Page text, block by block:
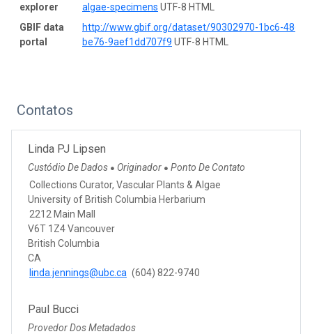
explorer
algae-specimens UTF-8 HTML
GBIF data
portal
http://www.gbif.org/dataset/90302970-1bc6-4865-
be76-9aef1dd707f9 UTF-8 HTML
Contatos
Linda PJ Lipsen
Custódio De Dados ● Originador ● Ponto De Contato
Collections Curator, Vascular Plants & Algae
University of British Columbia Herbarium
2212 Main Mall
V6T 1Z4 Vancouver
British Columbia
CA
linda.jennings@ubc.ca (604) 822-9740
Paul Bucci
Provedor Dos Metadados